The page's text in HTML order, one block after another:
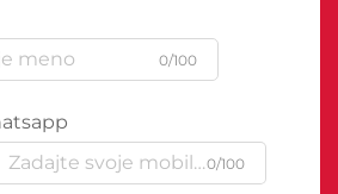
0/100
0/100